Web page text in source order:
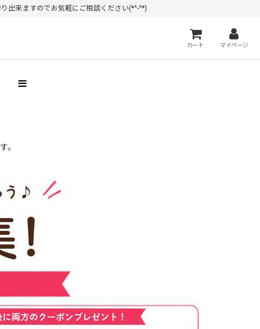
出来ますのでお気軽にご相談ください(*^-^*)
カート マイページ
。